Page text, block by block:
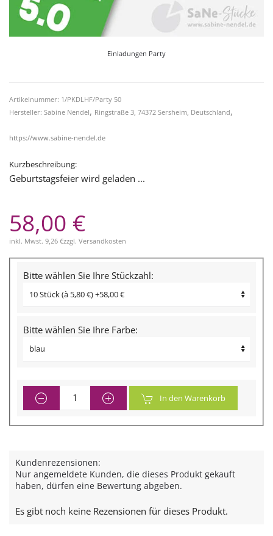
Einladungen Party
Artikelnummer: 1/PKDLHF/Party 50
Hersteller: Sabine Nendel, Ringstraße 3, 74372 Sersheim, Deutschland,
https://www.sabine-nendel.de
Kurzbeschreibung:
Geburtstagsfeier wird geladen ...
58,00 €
inkl. Mwst. 9,26 €zzgl. Versandkosten
Bitte wählen Sie Ihre Stückzahl:
Bitte wählen Sie Ihre Farbe:
In den Warenkorb
Kundenrezensionen:
Nur angemeldete Kunden, die dieses Produkt gekauft
haben, dürfen eine Bewertung abgeben.
Es gibt noch keine Rezensionen für dieses Produkt.